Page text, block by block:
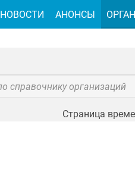
Страница
НОВОСТИ АНОНСЫ